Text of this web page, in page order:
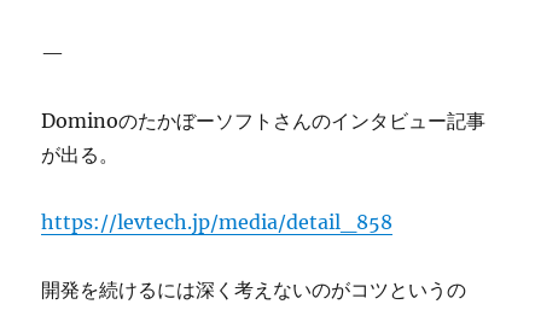
—
Dominoのたかぼーソフトさんのインタビュー記事
が出る。
https://levtech.jp/media/detail_858
開発を続けるには深く考えないのがコツというの